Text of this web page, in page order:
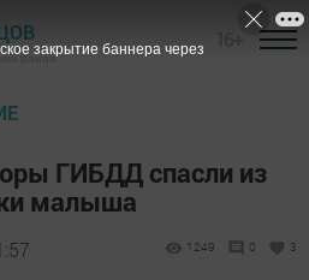
район
ГИБДД спасли из
малыша
1249 0 3
закрытие баннера через